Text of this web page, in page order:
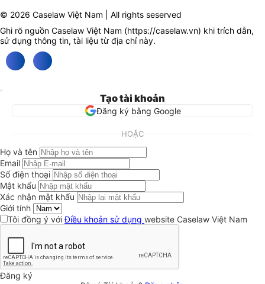
© 2026 Caselaw Việt Nam | All rights seserved
Ghi rõ nguồn Caselaw Việt Nam (https://caselaw.vn) khi trích dẫn,
sử dụng thông tin, tài liệu từ địa chỉ này.
Tạo tài khoản
Đăng ký bằng Google
HOẶC
Họ và tên
Email
Số điện thoại
Mật khẩu
Xác nhận mật khẩu
Giới tính
Tôi đồng ý vớiĐiều khoản sử dụng website Caselaw Việt Nam
Đăng ký